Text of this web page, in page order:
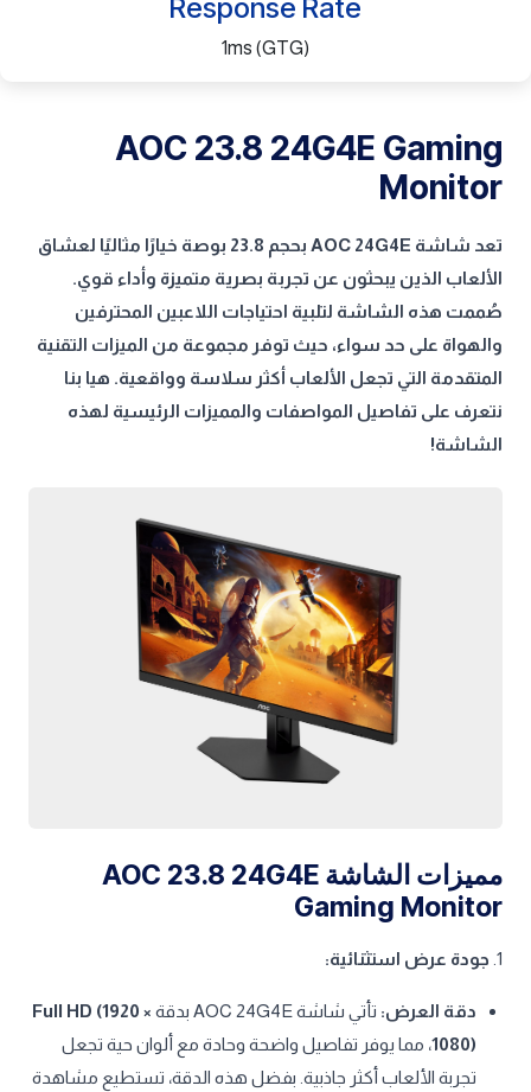
Response Rate
1ms (GTG)
AOC 23.8 24G4E Gaming
Monitor
تعد شاشة AOC 24G4E بحجم 23.8 بوصة خيارًا مثاليًا لعشاق
الألعاب الذين يبحثون عن تجربة بصرية متميزة وأداء قوي.
صُممت هذه الشاشة لتلبية احتياجات اللاعبين المحترفين
والهواة على حد سواء، حيث توفر مجموعة من الميزات التقنية
المتقدمة التي تجعل الألعاب أكثر سلاسة وواقعية. هيا بنا
نتعرف على تفاصيل المواصفات والمميزات الرئيسية لهذه
الشاشة!
مميزات الشاشة AOC 23.8 24G4E
Gaming Monitor
1. جودة عرض استثنائية:
دقة العرض: تأتي شاشة AOC 24G4E بدقة
Full HD (1920 ×
1080)، مما يوفر تفاصيل واضحة وحادة مع ألوان حية تجعل
تجربة الألعاب أكثر جاذبية. بفضل هذه الدقة، تستطيع مشاهدة